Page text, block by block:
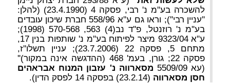
להשכרה בע''מ נ' רבי, פסקה 4 (23.4.1990) (להלן:
''עניין רבי''); וראו גם ע''א 558/96 חברת שיכון עובדים
בע''מ נ' רוזנטל, פ''ד נב(4) 563, 570-568 (1998);
ע''א 9323/04 מיצר לפיתוח בע''מ נ' שותפות בנין 17,
מתחם 5, פסקה 22 (23.7.2006); עניין תשלו''ז,
פסקה 22; גורן, בעמ' 468 (ההדגשה אינה במקור)''
(עא 5509/09
מסארווה נ' עזבון המנוח אבראהים
חסן מסארווה (23.2.14) בפסקה 14 לפסק הדין).